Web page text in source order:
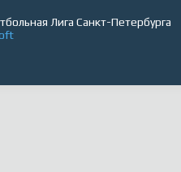
Лига Санкт-Петербурга